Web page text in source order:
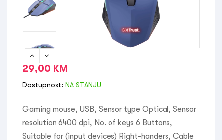
29,00 KM
Dostupnost: NA STANJU
Gaming mouse, USB, Sensor type Optical, Sensor
resolution 6400 dpi, No. of keys 6 Buttons,
Suitable for (input devices) Right-handers, Cable